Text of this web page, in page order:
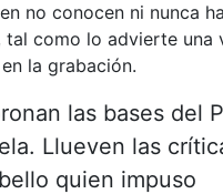
no conocen ni nunca
tal como lo advierte una
la grabación.
las bases del
Llueven las
quien impuso